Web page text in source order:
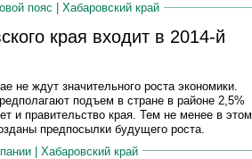
пояс Хабаровский край
края входит в 2014-й
не ждут значительного роста экономики.
подъем в стране в районе 2,5%
и правительство края. Тем не менее в этом
предпосылки будущего роста.
| Хабаровский край